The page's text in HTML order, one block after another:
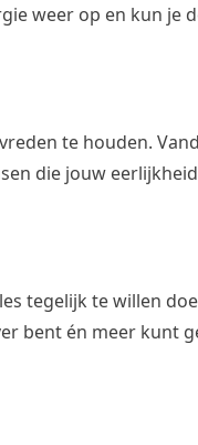
weer op en kun je
te houden.
die jouw
tegelijk te willen
bent én meer kunt